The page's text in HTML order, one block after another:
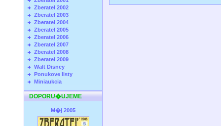
Zberatel 2002
Zberatel 2003
Zberatel 2004
Zberatel 2005
Zberatel 2006
Zberatel 2007
Zberatel 2008
Zberatel 2009
Walt Disney
Ponukove listy
Miniaukcia
DOPORU�UJEME
M�j 2005